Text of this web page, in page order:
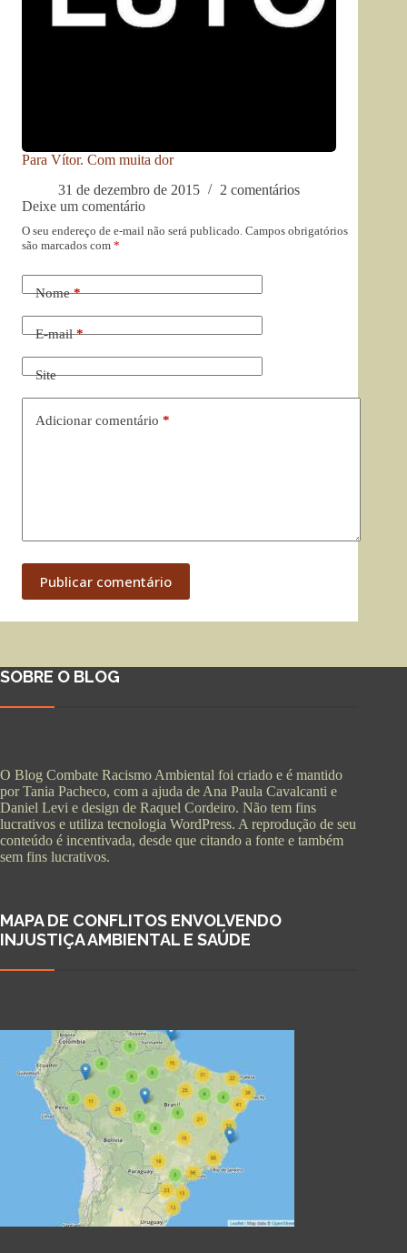
Para Vítor. Com muita dor
31 de dezembro de 2015
2 comentários
Deixe um comentário
O seu endereço de e-mail não será publicado. Campos obrigatórios
são marcados com *
Nome*
E-mail*
Site
Adicionar comentário *
Publicar comentário
SOBRE O BLOG
O Blog Combate Racismo Ambiental foi criado e é mantido
por Tania Pacheco, com a ajuda de Ana Paula Cavalcanti e
Daniel Levi e design de Raquel Cordeiro. Não tem fins
lucrativos e utiliza tecnologia WordPress. A reprodução de seu
conteúdo é incentivada, desde que citando a fonte e também
sem fins lucrativos.
MAPA DE CONFLITOS ENVOLVENDO
INJUSTIÇA AMBIENTAL E SAÚDE